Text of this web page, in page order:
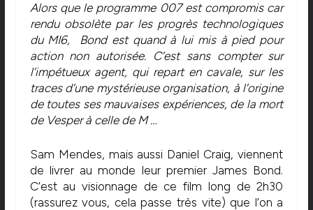
Alors que le programme 007 est compromis car
rendu obsolète par les progrès technologiques
du MI6, Bond est quand à lui mis à pied pour
action non autorisée. C’est sans compter sur
l’impétueux agent, qui repart en cavale, sur les
traces d’une mystérieuse organisation, à l’origine
de toutes ses mauvaises expériences, de la mort
de Vesper à celle de M …
Sam Mendes, mais aussi Daniel Craig, viennent
de livrer au monde leur premier James Bond.
C’est au visionnage de ce film long de 2h30
(rassurez vous, cela passe très vite) que l’on a